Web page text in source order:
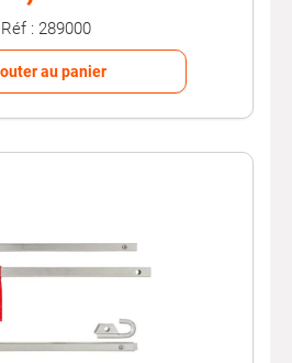
points d’attache des véhicules ;
meilleure durabilité.
sur les points d’attache
deux véhicules restent alignés
;
réduite et constante pour éviter
appropriés pour rester
Réf : 289000
au panier